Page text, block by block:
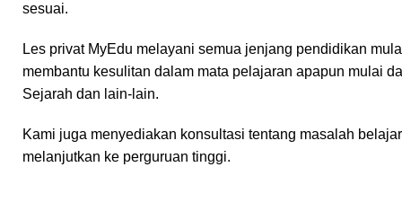
sesuai.
Les privat MyEdu melayani semua jenjang pendidikan
membantu kesulitan dalam mata pelajaran apapun mulai
Sejarah dan lain-lain.
Kami juga menyediakan konsultasi tentang masalah
melanjutkan ke perguruan tinggi.